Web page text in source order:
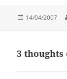
Posted
14/04/2007
3 thoughts